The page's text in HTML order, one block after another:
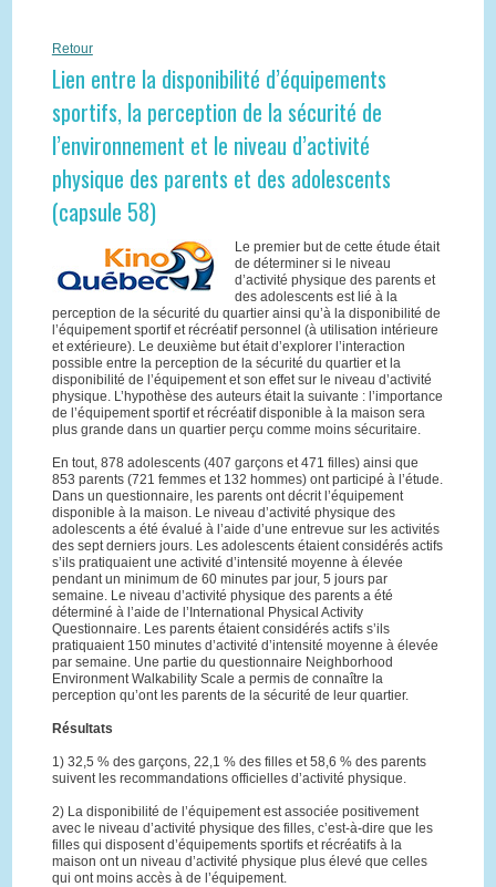
Retour
Lien entre la disponibilité d’équipements
sportifs, la perception de la sécurité de
l’environnement et le niveau d’activité
physique des parents et des adolescents
(capsule 58)
Le premier but de cette étude était
de déterminer si le niveau
d’activité physique des parents et
des adolescents est lié à la
perception de la sécurité du quartier ainsi qu’à la disponibilité de
l’équipement sportif et récréatif personnel (à utilisation intérieure
et extérieure). Le deuxième but était d’explorer l’interaction
possible entre la perception de la sécurité du quartier et la
disponibilité de l’équipement et son effet sur le niveau d’activité
physique. L’hypothèse des auteurs était la suivante : l’importance
de l’équipement sportif et récréatif disponible à la maison sera
plus grande dans un quartier perçu comme moins sécuritaire.
En tout, 878 adolescents (407 garçons et 471 filles) ainsi que
853 parents (721 femmes et 132 hommes) ont participé à l’étude.
Dans un questionnaire, les parents ont décrit l’équipement
disponible à la maison. Le niveau d’activité physique des
adolescents a été évalué à l’aide d’une entrevue sur les activités
des sept derniers jours. Les adolescents étaient considérés actifs
s’ils pratiquaient une activité d’intensité moyenne à élevée
pendant un minimum de 60 minutes par jour, 5 jours par
semaine. Le niveau d’activité physique des parents a été
déterminé à l’aide de l’International Physical Activity
Questionnaire. Les parents étaient considérés actifs s’ils
pratiquaient 150 minutes d’activité d’intensité moyenne à élevée
par semaine. Une partie du questionnaire Neighborhood
Environment Walkability Scale a permis de connaître la
perception qu’ont les parents de la sécurité de leur quartier.
Résultats
1) 32,5 % des garçons, 22,1 % des filles et 58,6 % des parents
suivent les recommandations officielles d’activité physique.
2) La disponibilité de l’équipement est associée positivement
avec le niveau d’activité physique des filles, c’est-à-dire que les
filles qui disposent d’équipements sportifs et récréatifs à la
maison ont un niveau d’activité physique plus élevé que celles
qui ont moins accès à de l’équipement.